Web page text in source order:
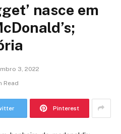
nasce em
3, 2022
Read
Pinterest